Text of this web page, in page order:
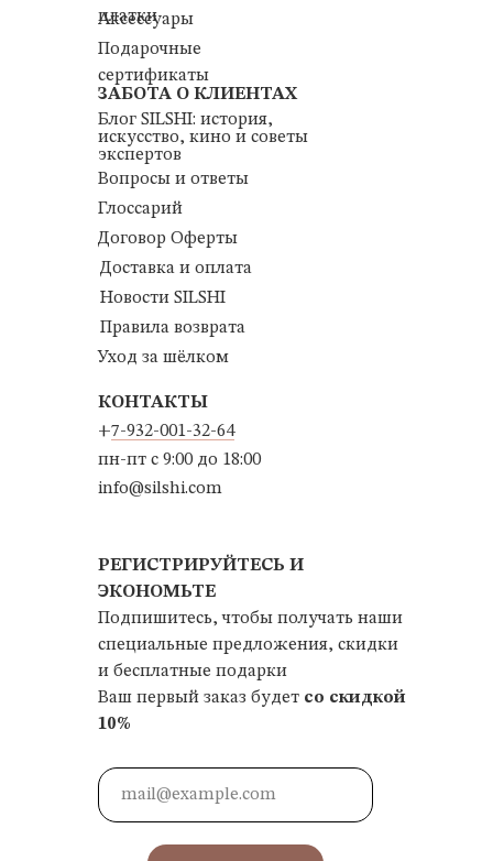
Уход за шёлком
Правила возврата
Новости SILSHI
Доставка и оплата
Договор Оферты
Глоссарий
Вопросы и ответы
Блог SILSHI: история,
искусство, кино и советы
экспертов
ЗАБОТА О КЛИЕНТАХ
РЕГИСТРИРУЙТЕСЬ И
ЭКОНОМЬТЕ
Подпишитесь, чтобы получать наши
специальные предложения, скидки
и бесплатные подарки
Ваш первый заказ будет со скидкой
10%
КОНТАКТЫ
+7-932-001-32-64
пн-пт с 9:00 до 18:00
info@silshi.com
платки
Аксессуары
Подарочные
сертификаты